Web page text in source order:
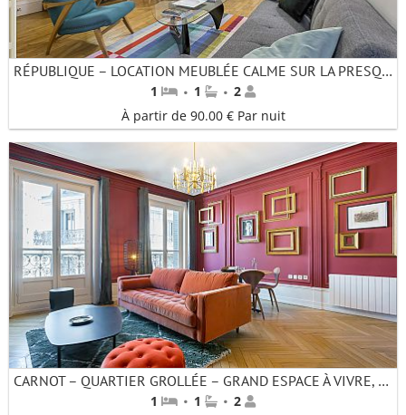
RÉPUBLIQUE – LOCATION MEUBLÉE CALME SUR LA PRESQU’ÎLE – LYON 2
1 · 1 · 2
À partir de 90.00 € Par nuit
CARNOT – QUARTIER GROLLÉE – GRAND ESPACE À VIVRE, MAGNIFIQUE APPARTEMENT AVEC BALCON
1 · 1 · 2